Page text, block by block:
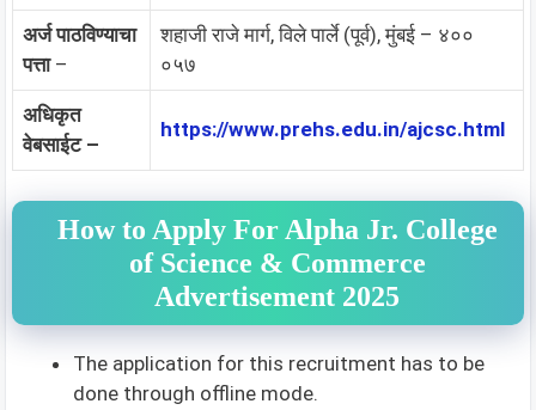
अर्ज पाठविण्याचा
पत्ता–
शहाजी राजे मार्ग, विले पार्ले (पूर्व), मुंबई – ४००
०५७
अधिकृत
वेबसाईट –
https://www.prehs.edu.in/ajcsc.html
How to Apply For Alpha Jr. College
of Science & Commerce
Advertisement 2025
The application for this recruitment has to be
done through offline mode.